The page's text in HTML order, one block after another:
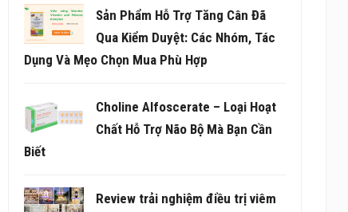
Sản Phẩm Hỗ Trợ Tăng Cân Đã
Qua Kiểm Duyệt: Các Nhóm, Tác
Dụng Và Mẹo Chọn Mua Phù Hợp
Choline Alfoscerate – Loại Hoạt
Chất Hỗ Trợ Não Bộ Mà Bạn Cần
Biết
Review trải nghiệm điều trị viêm